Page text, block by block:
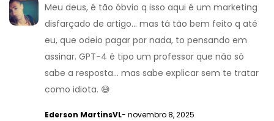
Meu deus, é tão óbvio q isso aqui é um marketing
disfarçado de artigo... mas tá tão bem feito q até
eu, que odeio pagar por nada, to pensando em
assinar. GPT-4 é tipo um professor que não só
sabe a resposta... mas sabe explicar sem te tratar
como idiota. 😅
Ederson MartinsVL- novembro 8, 2025